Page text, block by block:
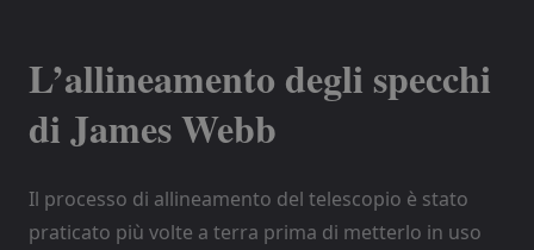
L’allineamento degli specchi
di James Webb
Il processo di allineamento del telescopio è stato
praticato più volte a terra prima di metterlo in uso